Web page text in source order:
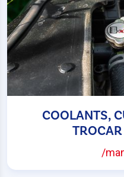
COOLANTS,
/